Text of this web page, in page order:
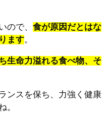
ので、 食が原因だとはな
ます。
生命力溢れる食べ物、そ
ンスを保ち、力強く健康
。